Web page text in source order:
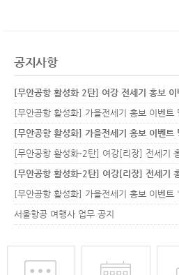
공지사항
[무안공항 활성화 2탄] 여강 전세기 홍보
[무안공항 활성화] 가을전세기 홍보 이벤트
[무안공항 활성화] 가을전세기 홍보 이벤트
[무안공항 활성화-2탄] 여강[리장] 전세기
[무안공항 활성화-2탄] 여강[리장] 전세기
서울항공 여행사 업무 공지